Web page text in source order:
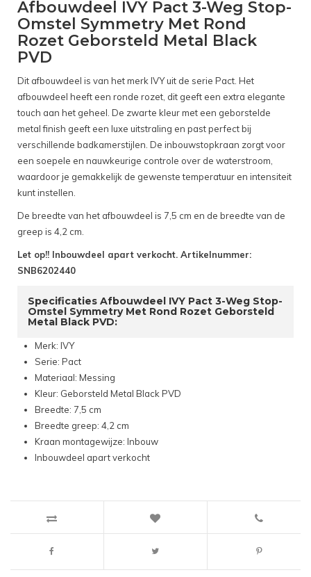
Afbouwdeel IVY Pact 3-Weg Stop-
Omstel Symmetry Met Rond
Rozet Geborsteld Metal Black
PVD
Dit afbouwdeel is van het merk IVY uit de serie Pact. Het
afbouwdeel heeft een ronde rozet, dit geeft een extra elegante
touch aan het geheel. De zwarte kleur met een geborstelde
metal finish geeft een luxe uitstraling en past perfect bij
verschillende badkamerstijlen. De inbouwstopkraan zorgt voor
een soepele en nauwkeurige controle over de waterstroom,
waardoor je gemakkelijk de gewenste temperatuur en intensiteit
kunt instellen.
De breedte van het afbouwdeel is 7,5 cm en de breedte van de
greep is 4,2 cm.
Let op!! Inbouwdeel apart verkocht. Artikelnummer:
SNB6202440
Specificaties Afbouwdeel IVY Pact 3-Weg Stop-
Omstel Symmetry Met Rond Rozet Geborsteld
Metal Black PVD:
Merk: IVY
Serie: Pact
Materiaal: Messing
Kleur: Geborsteld Metal Black PVD
Breedte: 7,5 cm
Breedte greep: 4,2 cm
Kraan montagewijze: Inbouw
Inbouwdeel apart verkocht